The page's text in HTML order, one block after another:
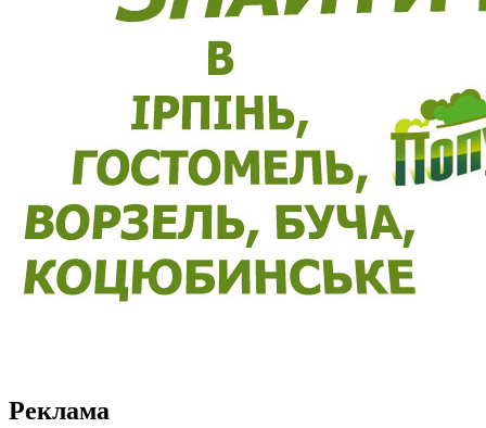
Реклама